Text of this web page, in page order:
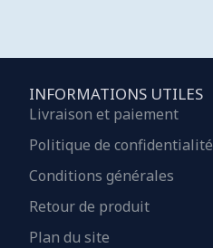
INFORMATIONS UTILES
Livraison et paiement
Politique de confidentialité
Conditions générales
Retour de produit
Plan du site